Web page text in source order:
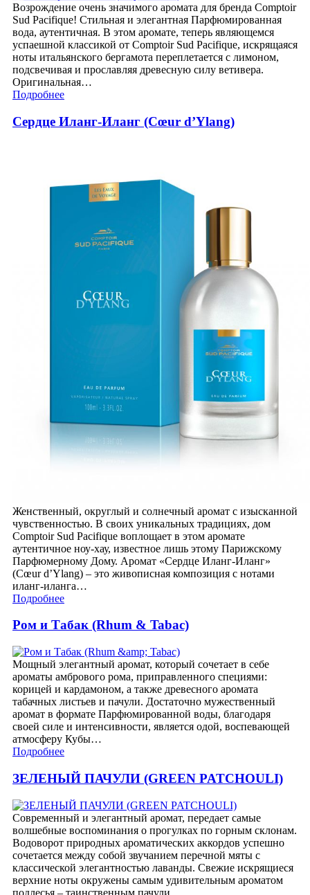
Возрождение очень значимого аромата для бренда Comptoir
Sud Pacifique! Стильная и элегантная Парфюмированная
вода, аутентичная. В этом аромате, теперь являющемся
успаешной классикой от Comptoir Sud Pacifique, искрящаяся
ноты итальянского бергамота переплетается с лимоном,
подсвечивая и прославляя древесную силу ветивера.
Оригинальная…
Подробнее
Сердце Иланг-Иланг (Cœur d’Ylang)
Женственный, округлый и солнечный аромат с изысканной
чувственностью. В своих уникальных традициях, дом
Comptoir Sud Pacifique воплощает в этом аромате
аутентичное ноу-хау, известное лишь этому Парижскому
Парфюмерному Дому. Аромат «Сердце Иланг-Иланг»
(Cœur d’Ylang) – это живописная композиция с нотами
иланг-иланга…
Подробнее
Ром и Табак (Rhum & Tabac)
Мощный элегантный аромат, который сочетает в себе
ароматы амбрового рома, приправленного специями:
корицей и кардамоном, а также древесного аромата
табачных листьев и пачули. Достаточно мужественный
аромат в формате Парфюмированной воды, благодаря
своей силе и интенсивности, является одой, воспевающей
атмосферу Кубы…
Подробнее
ЗЕЛЕНЫЙ ПАЧУЛИ (GREEN PATCHOULI)
Современный и элегантный аромат, передает самые
волшебные воспоминания о прогулках по горным склонам.
Водоворот природных ароматических аккордов успешно
сочетается между собой звучанием перечной мяты с
классической элегантностью лаванды. Свежие искрящиеся
верхние ноты окружены самым удивительным ароматом
подлесья – таинственным пачули……